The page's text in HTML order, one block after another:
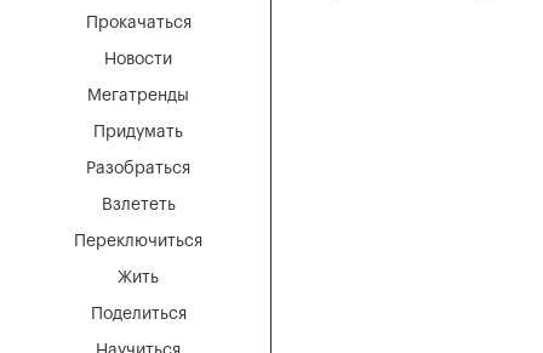
Мегатренды
Придумать
Разобраться
Взлететь
Новости
Переключиться
Жить
Поделиться
Прокачаться